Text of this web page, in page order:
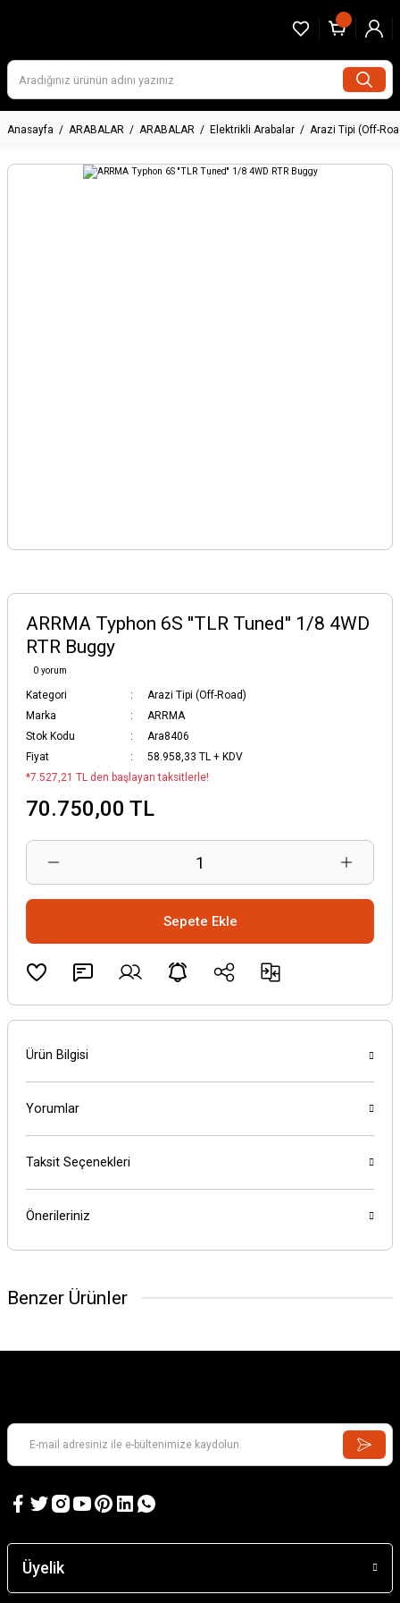
Anasayfa ARABALAR ARABALAR Elektrikli Arabalar Arazi Tipi (Off-
ARRMA Typhon 6S ''TLR Tuned'' 1/8 4WD
RTR Buggy
0 yorum
Kategori
Arazi Tipi (Off-Road)
Marka
ARRMA
Stok Kodu
Ara8406
Fiyat
58.958,33 TL + KDV
*7.527,21 TL den başlayan taksitlerle!
70.750,00 TL
Sepete Ekle
Ürün Bilgisi
Yorumlar
Taksit Seçenekleri
Önerileriniz
Benzer Ürünler
Üyelik